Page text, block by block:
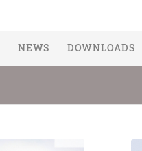
NEWS DOWNLOADS